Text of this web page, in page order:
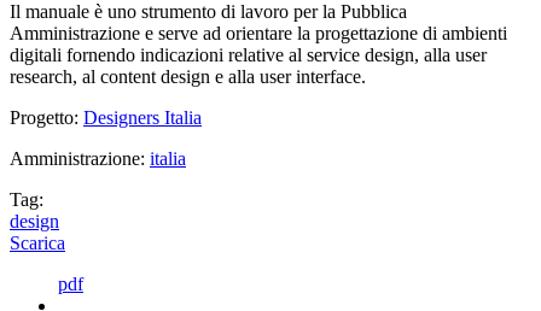
Il manuale è uno strumento di lavoro per la Pubblica
Amministrazione e serve ad orientare la progettazione di ambienti
digitali fornendo indicazioni relative al service design, alla user
research, al content design e alla user interface.
Progetto: Designers Italia
Amministrazione: italia
Tag:
design
Scarica
pdf